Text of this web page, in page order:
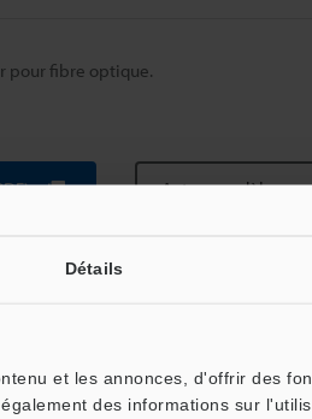
Détails
et les annonces, d'offrir des
des informations sur
pour fibre optique.
Autres modèles